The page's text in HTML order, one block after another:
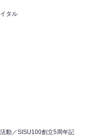
タル
動／SISU100創立5周年記